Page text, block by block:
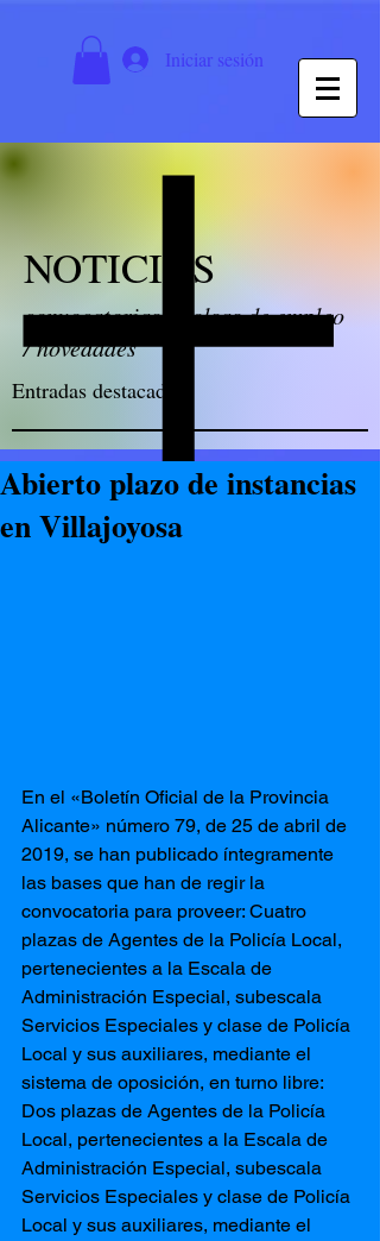
Iniciar sesión
NOTICIAS
convocatorias / bolsas de empleo
/ novedades
Entradas destacadas
Abierto plazo de instancias
en Villajoyosa
En el «Boletín Oficial de la Provincia
Alicante» número 79, de 25 de abril de
2019, se han publicado íntegramente
las bases que han de regir la
convocatoria para proveer: Cuatro
plazas de Agentes de la Policía Local,
pertenecientes a la Escala de
Administración Especial, subescala
Servicios Especiales y clase de Policía
Local y sus auxiliares, mediante el
sistema de oposición, en turno libre:
Dos plazas de Agentes de la Policía
Local, pertenecientes a la Escala de
Administración Especial, subescala
Servicios Especiales y clase de Policía
Local y sus auxiliares, mediante el